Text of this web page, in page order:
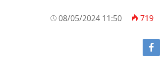
08/05/2024 11:50 719